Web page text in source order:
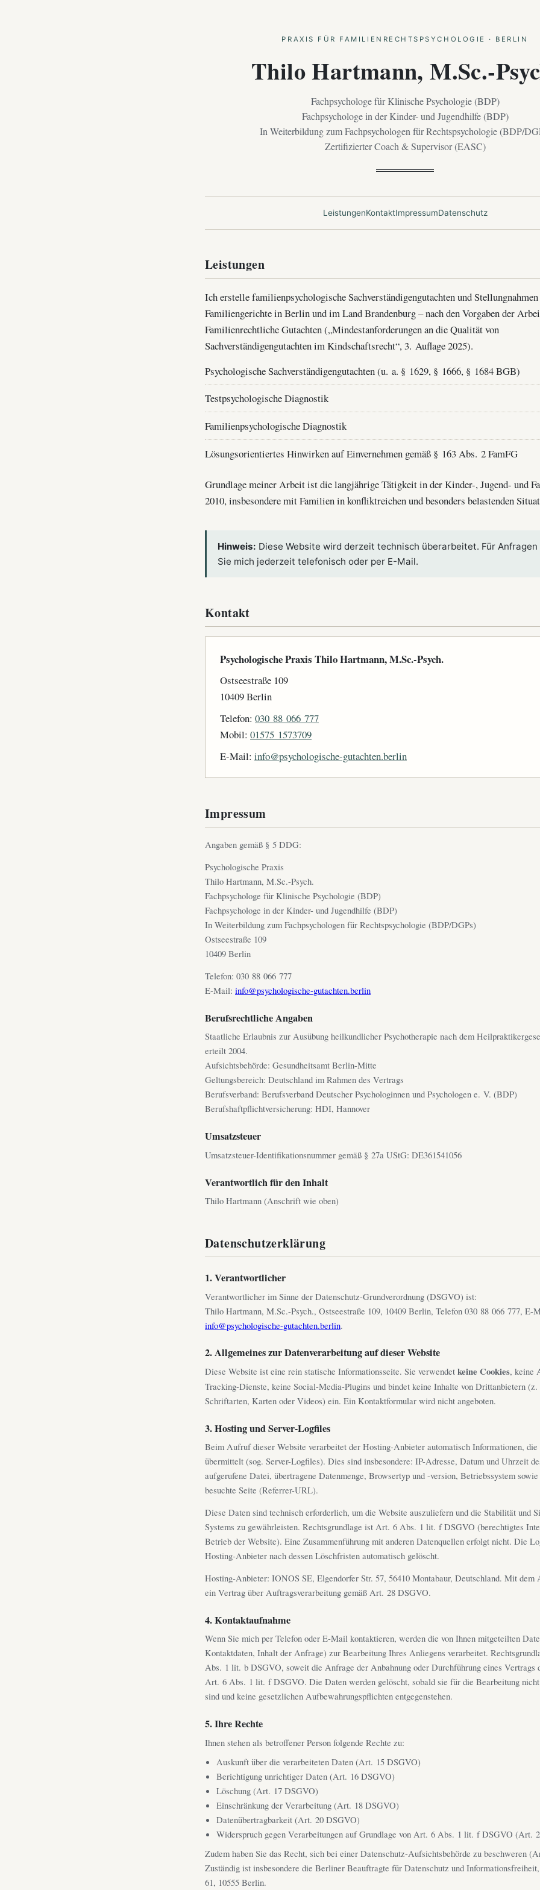
PRAXIS FÜR FAMILIENRECHTSPSYCHOLOGIE · BERLIN
Thilo Hartmann, M.Sc.-
Fachpsychologe für Klinische Psychologie (BDP)
Fachpsychologe in der Kinder- und Jugendhilfe (BDP)
In Weiterbildung zum Fachpsychologen für Rechtspsychologie (BDP/
Zertifizierter Coach & Supervisor (EASC)
LeistungenKontaktImpressumDatenschutz
Leistungen
Ich erstelle familienpsychologische Sachverständigengutachten und
Familiengerichte in Berlin und im Land Brandenburg – nach den Vorgaben der
Familienrechtliche Gutachten („Mindestanforderungen an die Qualität von
Sachverständigengutachten im Kindschaftsrecht“, 3. Auflage 2025).
Psychologische Sachverständigengutachten (u. a. § 1629, § 1666, § 1684 BGB)
Testpsychologische Diagnostik
Familienpsychologische Diagnostik
Lösungsorientiertes Hinwirken auf Einvernehmen gemäß § 163 Abs. 2 FamFG
Grundlage meiner Arbeit ist die langjährige Tätigkeit in der Kinder-, Jugend- und
2010, insbesondere mit Familien in konfliktreichen und besonders belastenden
Hinweis: Diese Website wird derzeit technisch überarbeitet. Für
Sie mich jederzeit telefonisch oder per E-Mail.
Kontakt
Psychologische Praxis Thilo Hartmann, M.Sc.-Psych.
Ostseestraße 109
10409 Berlin
Telefon: 030 88 066 777
Mobil: 01575 1573709
E-Mail: info@psychologische-gutachten.berlin
Impressum
Angaben gemäß § 5 DDG:
Psychologische Praxis
Thilo Hartmann, M.Sc.-Psych.
Fachpsychologe für Klinische Psychologie (BDP)
Fachpsychologe in der Kinder- und Jugendhilfe (BDP)
In Weiterbildung zum Fachpsychologen für Rechtspsychologie (BDP/DGPs)
Ostseestraße 109
10409 Berlin
Telefon: 030 88 066 777
E-Mail: info@psychologische-gutachten.berlin
Berufsrechtliche Angaben
Staatliche Erlaubnis zur Ausübung heilkundlicher Psychotherapie nach dem
erteilt 2004.
Aufsichtsbehörde: Gesundheitsamt Berlin-Mitte
Geltungsbereich: Deutschland im Rahmen des Vertrags
Berufsverband: Berufsverband Deutscher Psychologinnen und Psychologen e. V. (BDP)
Berufshaftpflichtversicherung: HDI, Hannover
Umsatzsteuer
Umsatzsteuer-Identifikationsnummer gemäß § 27a UStG: DE361541056
Verantwortlich für den Inhalt
Thilo Hartmann (Anschrift wie oben)
Datenschutzerklärung
1. Verantwortlicher
Verantwortlicher im Sinne der Datenschutz-Grundverordnung (DSGVO) ist:
Thilo Hartmann, M.Sc.-Psych., Ostseestraße 109, 10409 Berlin, Telefon 030 88 066 777, E-
info@psychologische-gutachten.berlin.
2. Allgemeines zur Datenverarbeitung auf dieser Website
Diese Website ist eine rein statische Informationsseite. Sie verwendet keine Cookies, keine
Tracking-Dienste, keine Social-Media-Plugins und bindet keine Inhalte von Drittanbietern
Schriftarten, Karten oder Videos) ein. Ein Kontaktformular wird nicht angeboten.
3. Hosting und Server-Logfiles
Beim Aufruf dieser Website verarbeitet der Hosting-Anbieter automatisch Informationen,
übermittelt (sog. Server-Logfiles). Dies sind insbesondere: IP-Adresse, Datum und Uhrzeit
aufgerufene Datei, übertragene Datenmenge, Browsertyp und -version, Betriebssystem
besuchte Seite (Referrer-URL).
Diese Daten sind technisch erforderlich, um die Website auszuliefern und die Stabilität und
Systems zu gewährleisten. Rechtsgrundlage ist Art. 6 Abs. 1 lit. f DSGVO (berechtigtes
Betrieb der Website). Eine Zusammenführung mit anderen Datenquellen erfolgt nicht. Die
Hosting-Anbieter nach dessen Löschfristen automatisch gelöscht.
Hosting-Anbieter: IONOS SE, Elgendorfer Str. 57, 56410 Montabaur, Deutschland. Mit dem
ein Vertrag über Auftragsverarbeitung gemäß Art. 28 DSGVO.
4. Kontaktaufnahme
Wenn Sie mich per Telefon oder E-Mail kontaktieren, werden die von Ihnen mitgeteilten
Kontaktdaten, Inhalt der Anfrage) zur Bearbeitung Ihres Anliegens verarbeitet.
Abs. 1 lit. b DSGVO, soweit die Anfrage der Anbahnung oder Durchführung eines Vertrags
Art. 6 Abs. 1 lit. f DSGVO. Die Daten werden gelöscht, sobald sie für die Bearbeitung
sind und keine gesetzlichen Aufbewahrungspflichten entgegenstehen.
5. Ihre Rechte
Ihnen stehen als betroffener Person folgende Rechte zu:
Auskunft über die verarbeiteten Daten (Art. 15 DSGVO)
Berichtigung unrichtiger Daten (Art. 16 DSGVO)
Löschung (Art. 17 DSGVO)
Einschränkung der Verarbeitung (Art. 18 DSGVO)
Datenübertragbarkeit (Art. 20 DSGVO)
Widerspruch gegen Verarbeitungen auf Grundlage von Art. 6 Abs. 1 lit. f DSGVO (Art.
Zudem haben Sie das Recht, sich bei einer Datenschutz-Aufsichtsbehörde zu beschweren
Zuständig ist insbesondere die Berliner Beauftragte für Datenschutz und
61, 10555 Berlin.